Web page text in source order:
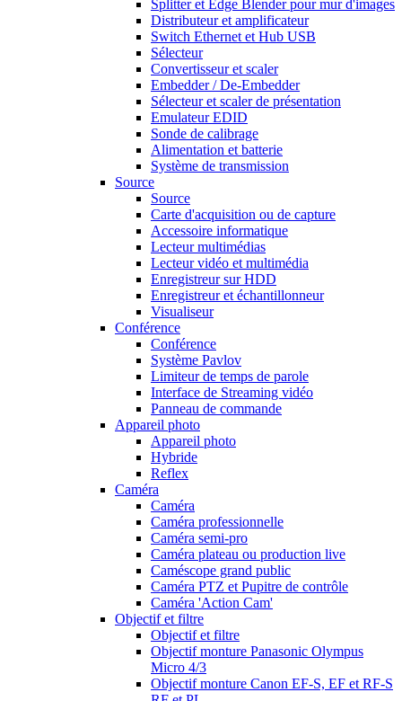
Splitter et Edge Blender pour mur d'images
Distributeur et amplificateur
Switch Ethernet et Hub USB
Sélecteur
Convertisseur et scaler
Embedder / De-Embedder
Sélecteur et scaler de présentation
Emulateur EDID
Sonde de calibrage
Alimentation et batterie
Système de transmission
Source
Source
Carte d'acquisition ou de capture
Accessoire informatique
Lecteur multimédias
Lecteur vidéo et multimédia
Enregistreur sur HDD
Enregistreur et échantillonneur
Visualiseur
Conférence
Conférence
Système Pavlov
Limiteur de temps de parole
Interface de Streaming vidéo
Panneau de commande
Appareil photo
Appareil photo
Hybride
Reflex
Caméra
Caméra
Caméra professionnelle
Caméra semi-pro
Caméra plateau ou production live
Caméscope grand public
Caméra PTZ et Pupitre de contrôle
Caméra 'Action Cam'
Objectif et filtre
Objectif et filtre
Objectif monture Panasonic Olympus
Micro 4/3
Objectif monture Canon EF-S, EF et RF-S